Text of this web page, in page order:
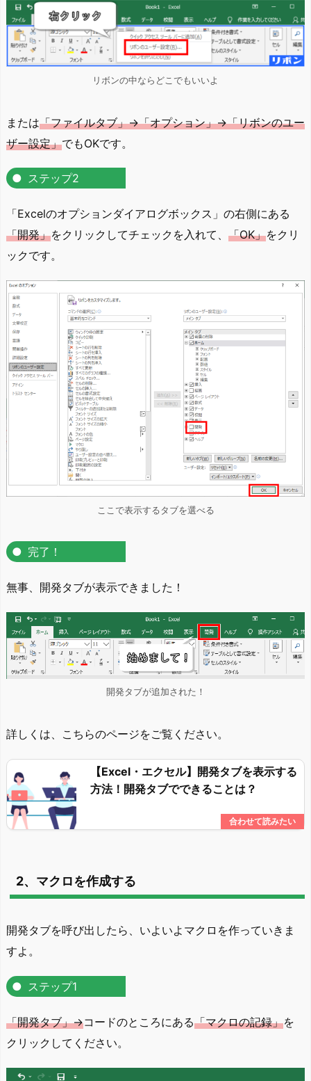
リボンの中ならどこでもいいよ
または「ファイルタブ」→「オプション」→「リボンのユー
ザー設定」でもOKです。
ステップ2
「Excelのオプションダイアログボックス」の右側にある
「開発」をクリックしてチェックを入れて、 「OK」をクリ
ックです。
ここで表示するタブを選べる
完了！
無事、開発タブが表示できました！
開発タブが追加された！
詳しくは、こちらのページをご覧ください。
【Excel・エクセル】開発タブを表示する
方法！開発タブでできることは？
2、マクロを作成する
開発タブを呼び出したら、いよいよマクロを作っていきま
すよ。
ステップ1
「開発タブ」→コードのところにある「マクロの記録」を
クリックしてください。